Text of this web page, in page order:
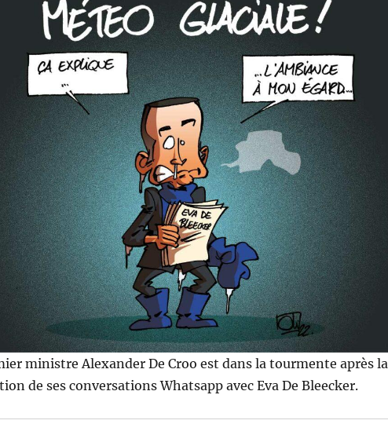
ministre Alexander De Croo est dans la tourmente après la
de ses conversations Whatsapp avec Eva De Bleecker.